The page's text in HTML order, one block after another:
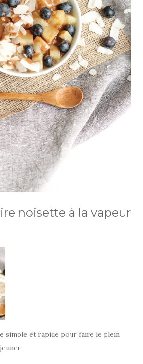
noisette à la vapeur
simple et rapide pour faire le plein